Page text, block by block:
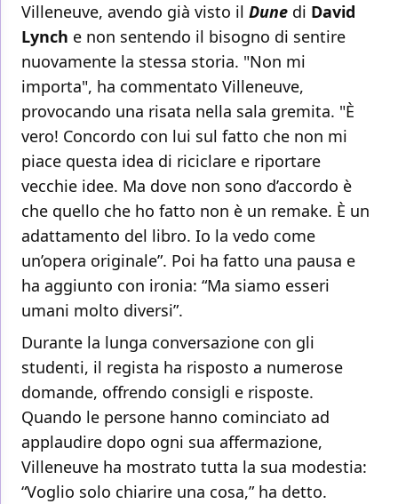
Villeneuve, avendo già visto il Dune di David
Lynch e non sentendo il bisogno di sentire
nuovamente la stessa storia. "Non mi
importa", ha commentato Villeneuve,
provocando una risata nella sala gremita. "È
vero! Concordo con lui sul fatto che non mi
piace questa idea di riciclare e riportare
vecchie idee. Ma dove non sono d’accordo è
che quello che ho fatto non è un remake. È un
adattamento del libro. Io la vedo come
un’opera originale”. Poi ha fatto una pausa e
ha aggiunto con ironia: “Ma siamo esseri
umani molto diversi”.
Durante la lunga conversazione con gli
studenti, il regista ha risposto a numerose
domande, offrendo consigli e risposte.
Quando le persone hanno cominciato ad
applaudire dopo ogni sua affermazione,
Villeneuve ha mostrato tutta la sua modestia:
“Voglio solo chiarire una cosa,” ha detto.